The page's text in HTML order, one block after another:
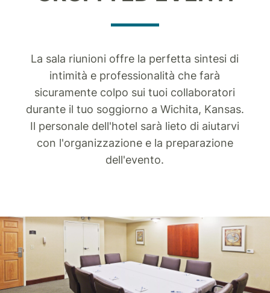
La sala riunioni offre la perfetta sintesi di
intimità e professionalità che farà
sicuramente colpo sui tuoi collaboratori
durante il tuo soggiorno a Wichita, Kansas.
Il personale dell'hotel sarà lieto di aiutarvi
con l'organizzazione e la preparazione
dell'evento.